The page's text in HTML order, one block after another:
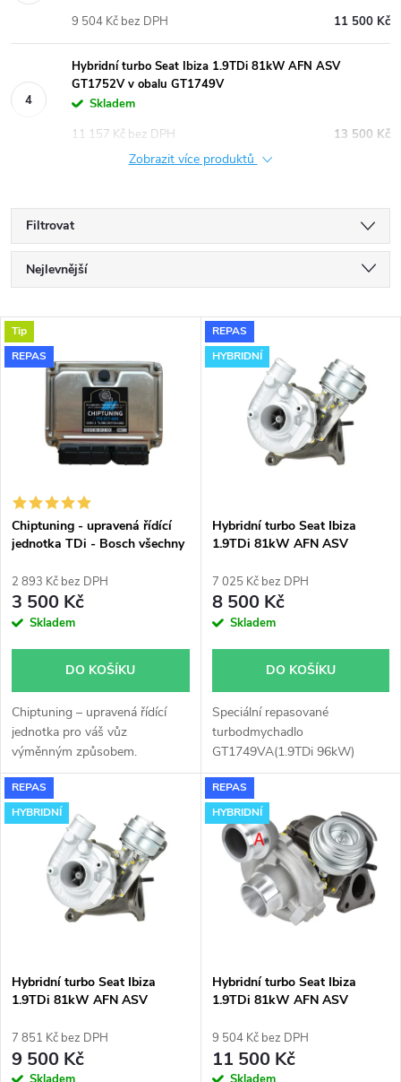
11 500 Kč
9 504 Kč bez DPH
Hybridní turbo Seat Ibiza 1.9TDi 81kW AFN ASV
GT1752V v obalu GT1749V
Skladem
13 500 Kč
11 157 Kč bez DPH
Zobrazit více produktů
Filtrovat
Ř
a
z
í
p
r
o
u
k
t
Nejlevnější
Nejdražší
Nejprodávanější
V
ý
s
p
r
o
d
u
k
t
Tip
REPAS
Chiptuning - upravená řídící
jednotka TDi - Bosch všechny
2 893 Kč bez DPH
3 500 Kč
Skladem
DO KOŠÍKU
Chiptuning – upravená řídící
jednotka pro váš vůz
výměnným způsobem.
REPAS
HYBRIDNÍ
Hybridní turbo Seat Ibiza
1.9TDi 81kW AFN ASV
7 025 Kč bez DPH
8 500 Kč
Skladem
DO KOŠÍKU
Speciální repasované
turbodmychadlo
GT1749VA(1.9TDi 96kW)
instalované v obalu GT1749V
(pro motory TDi 66-85KW).
Vhodné zejména k
výkonnostním úpravám jako
např. chiptuning. Pro vůz Seat
Ibiza 1.9TDi 81kW AFN ASV.
REPAS
HYBRIDNÍ
Hybridní turbo Seat Ibiza
1.9TDi 81kW AFN ASV
7 851 Kč bez DPH
9 500 Kč
REPAS
HYBRIDNÍ
Hybridní turbo Seat Ibiza
1.9TDi 81kW AFN ASV
9 504 Kč bez DPH
11 500 Kč